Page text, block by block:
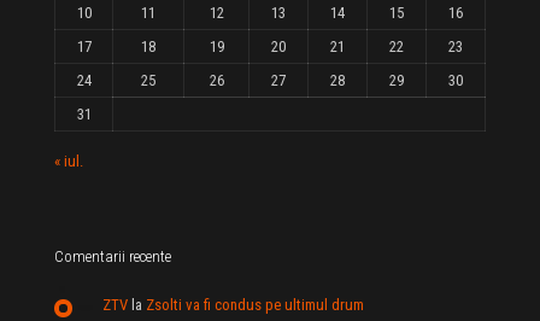
10
11 12 13 14 15
16
17
18 19 20 21 22
23
24
25 26 27 28 29
30
31
« iul.
Comentarii recente
ZTV la Zsolti va fi condus pe ultimul drum